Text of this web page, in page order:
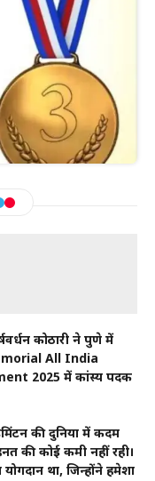
कोठारी ने पुणे में
All India
2025 में कांस्य पदक
की दुनिया में कदम
की कोई कमी नहीं रही।
था, जिन्होंने हमेशा